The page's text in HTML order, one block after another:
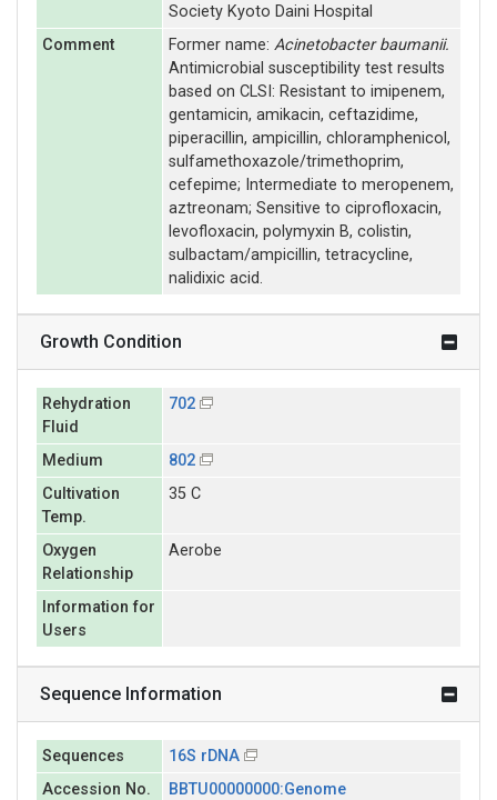
Society Kyoto Daini Hospital
Comment
Former name: Acinetobacter baumanii.
Antimicrobial susceptibility test results
based on CLSI: Resistant to imipenem,
gentamicin, amikacin, ceftazidime,
piperacillin, ampicillin, chloramphenicol,
sulfamethoxazole/trimethoprim,
cefepime; Intermediate to meropenem,
aztreonam; Sensitive to ciprofloxacin,
levofloxacin, polymyxin B, colistin,
sulbactam/ampicillin, tetracycline,
nalidixic acid.
Growth Condition
Rehydration
Fluid
702
Medium
802
Cultivation
Temp.
35 C
Oxygen
Relationship
Aerobe
Information for
Users
Sequence Information
Sequences
16S rDNA
Accession No.
BBTU00000000:Genome